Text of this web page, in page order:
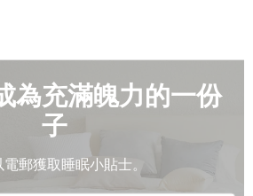
為充滿魄力的一份
子
郵獲取睡眠小貼士。